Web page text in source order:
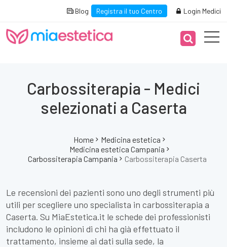
Blog Registra il tuo Centro Login Medici
Carbossiterapia - Medici
selezionati a Caserta
Home
Medicina estetica
Medicina estetica Campania
Carbossiterapia Campania
Carbossiterapia Caserta
Le recensioni dei pazienti sono uno degli strumenti più
utili per scegliere uno specialista in carbossiterapia a
Caserta. Su MiaEstetica.it le schede dei professionisti
includono le opinioni di chi ha già effettuato il
trattamento, insieme ai dati sulla sede, la